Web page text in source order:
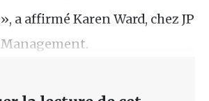
a affirmé Karen Ward, chez JP